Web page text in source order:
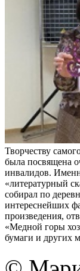
Творчеству
была посвящена
инвалидов.
«литературный
собирал по
интереснейших
произведения,
«Медной горы
бумаги и других